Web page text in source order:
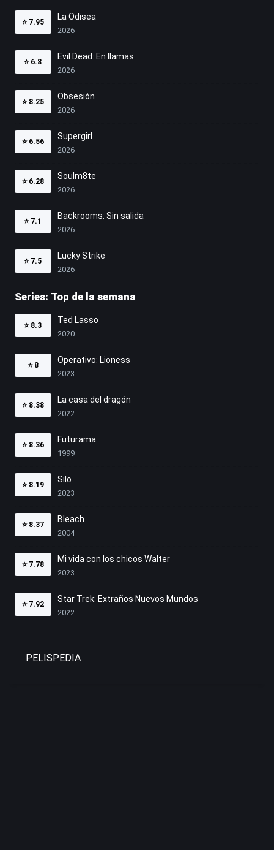
⭐ 7.95
La Odisea
2026
⭐ 6.8
Evil Dead: En llamas
2026
⭐ 8.25
Obsesión
2026
⭐ 6.56
Supergirl
2026
⭐ 6.28
Soulm8te
2026
⭐ 7.1
Backrooms: Sin salida
2026
⭐ 7.5
Lucky Strike
2026
Series: Top de la semana
⭐ 8.3
Ted Lasso
2020
⭐ 8
Operativo: Lioness
2023
⭐ 8.38
La casa del dragón
2022
⭐ 8.36
Futurama
1999
⭐ 8.19
Silo
2023
⭐ 8.37
Bleach
2004
⭐ 7.78
Mi vida con los chicos Walter
2023
⭐ 7.92
Star Trek: Extraños Nuevos Mundos
2022
PELISPEDIA